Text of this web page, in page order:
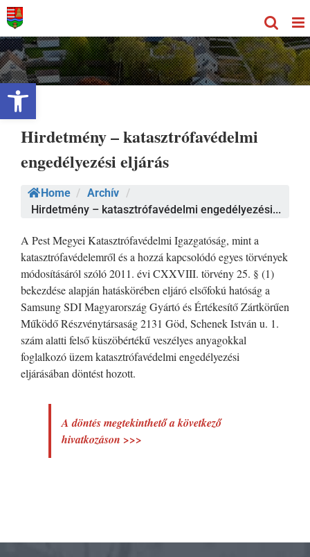
Eszköztár megnyitása
Kihagyás
Hirdetmény – katasztrófavédelmi
engedélyezési eljárás
Home / Archív /
Hirdetmény – katasztrófavédelmi engedélyezési...
A Pest Megyei Katasztrófavédelmi Igazgatóság, mint a
katasztrófavédelemről és a hozzá kapcsolódó egyes törvények
módosításáról szóló 2011. évi CXXVIII. törvény 25. § (1)
bekezdése alapján hatáskörében eljáró elsőfokú hatóság a
Samsung SDI Magyarország Gyártó és Értékesítő Zártkörűen
Működő Részvénytársaság 2131 Göd, Schenek István u. 1.
szám alatti felső küszöbértékű veszélyes anyagokkal
foglalkozó üzem katasztrófavédelmi engedélyezési
eljárásában döntést hozott.
A döntés megtekinthető a következő
hivatkozáson >>>